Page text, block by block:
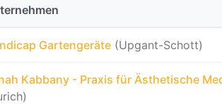
Gartengeräte (Upgant-Schott)
Kabbany - Praxis für Ästhetische